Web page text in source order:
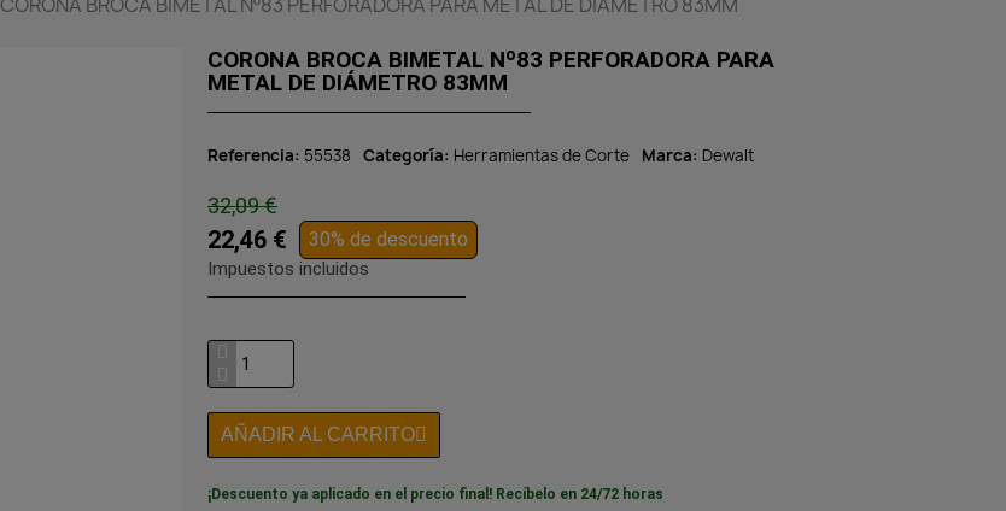
CORONA BROCA BIMETAL Nº83 PERFORADORA PARA METAL DE DIÁMETRO 83MM
CORONA BROCA BIMETAL Nº83 PERFORADORA PARA
METAL DE DIÁMETRO 83MM
Referencia 55538 Categoría Herramientas de Corte Marca Dewalt
32,09 €
22,46 € 30% de descuento
Impuestos incluidos
AÑADIR AL CARRITO
¡Descuento ya aplicado en el precio final! Recíbelo en 24/72 horas